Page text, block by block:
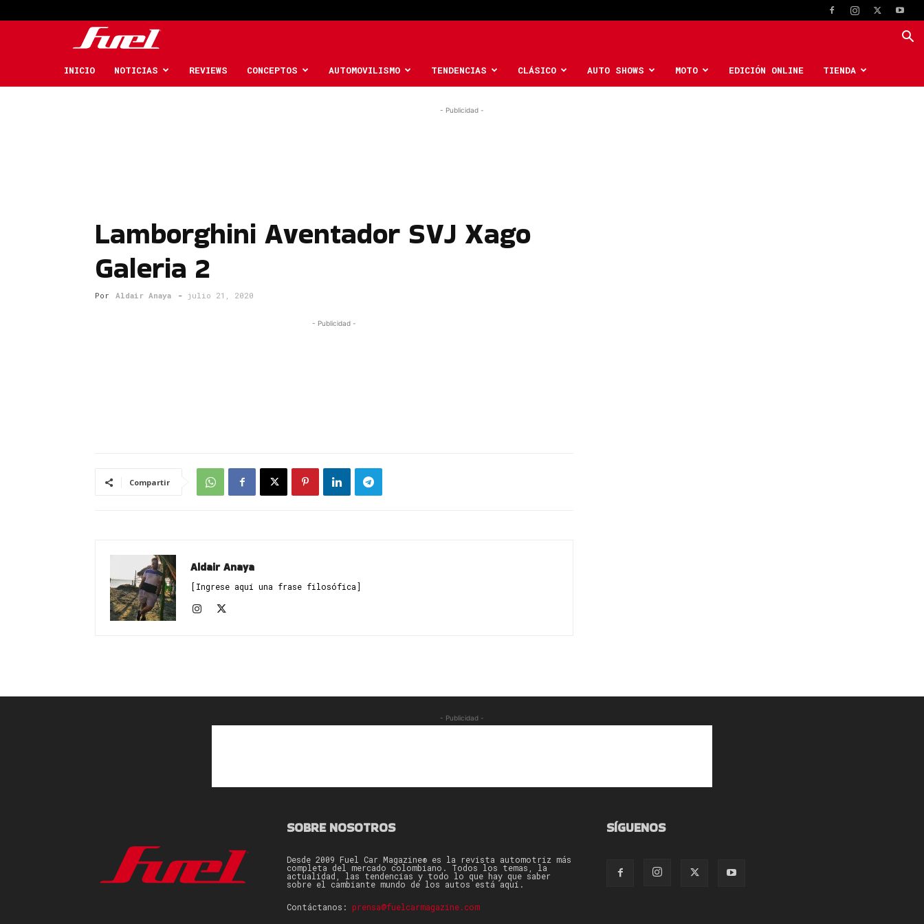
Car
INICIO NOTICIAS REVIEWS CONCEPTOS AUTOMOVILISMO TENDENCIAS CLÁSICO AUTO SHOWS MOTO EDICIÓN ONLINE TIENDA
- Publicidad -
Lamborghini Aventador SVJ Xago
Galeria 2
Por Aldair Anaya - julio 21, 2020
- Publicidad -
Compartir
Aldair Anaya
[Ingrese aquí una frase filosófica]
- Publicidad -
SOBRE NOSOTROS
Desde 2009 Fuel Car Magazine® es la revista automotriz más
completa del mercado colombiano. Todos los temas, la
actualidad, las tendencias y todo lo que hay que saber
sobre el cambiante mundo de los autos está aquí.
Contáctanos: prensa@fuelcarmagazine.com
SÍGUENOS